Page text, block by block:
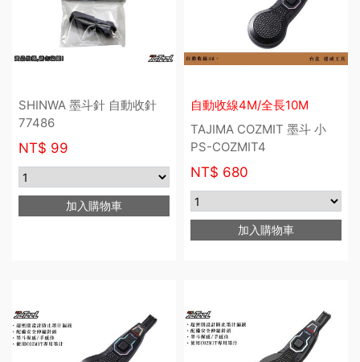
SHINWA 墨斗針 自動收針
77486
NT$ 99
加入購物車
自動收線4M/全長10M
TAJIMA COZMIT 墨斗 小
PS-COZMIT4
NT$ 680
加入購物車